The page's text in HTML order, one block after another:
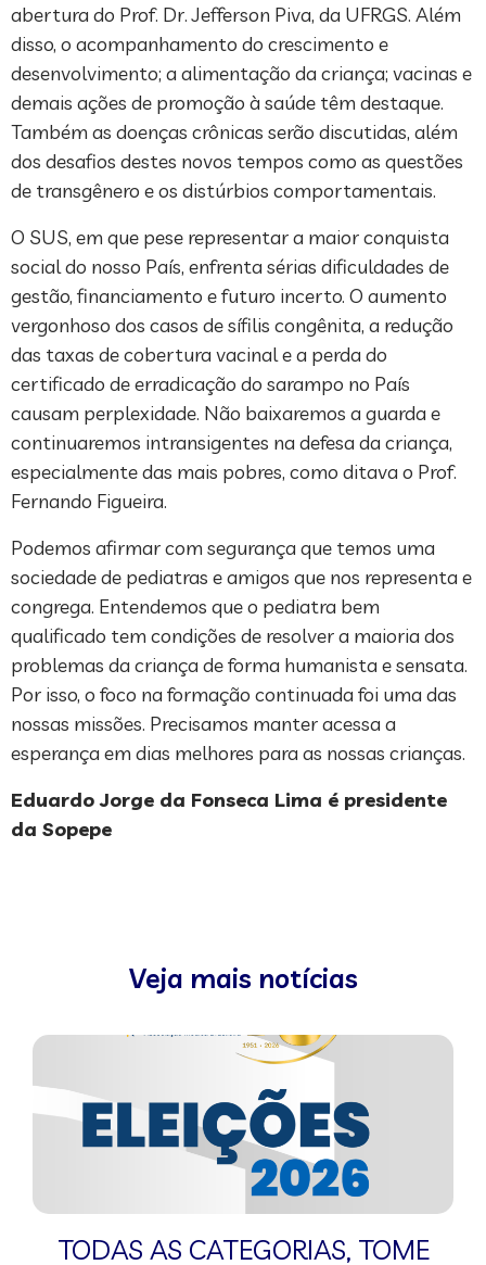
abertura do Prof. Dr. Jefferson Piva, da UFRGS. Além
disso, o acompanhamento do crescimento e
desenvolvimento; a alimentação da criança; vacinas e
demais ações de promoção à saúde têm destaque.
Também as doenças crônicas serão discutidas, além
dos desafios destes novos tempos como as questões
de transgênero e os distúrbios comportamentais.
O SUS, em que pese representar a maior conquista
social do nosso País, enfrenta sérias dificuldades de
gestão, financiamento e futuro incerto. O aumento
vergonhoso dos casos de sífilis congênita, a redução
das taxas de cobertura vacinal e a perda do
certificado de erradicação do sarampo no País
causam perplexidade. Não baixaremos a guarda e
continuaremos intransigentes na defesa da criança,
especialmente das mais pobres, como ditava o Prof.
Fernando Figueira.
Podemos afirmar com segurança que temos uma
sociedade de pediatras e amigos que nos representa e
congrega. Entendemos que o pediatra bem
qualificado tem condições de resolver a maioria dos
problemas da criança de forma humanista e sensata.
Por isso, o foco na formação continuada foi uma das
nossas missões. Precisamos manter acessa a
esperança em dias melhores para as nossas crianças.
Eduardo Jorge da Fonseca Lima é presidente
da Sopepe
Veja mais notícias
TODAS AS CATEGORIAS, TOME